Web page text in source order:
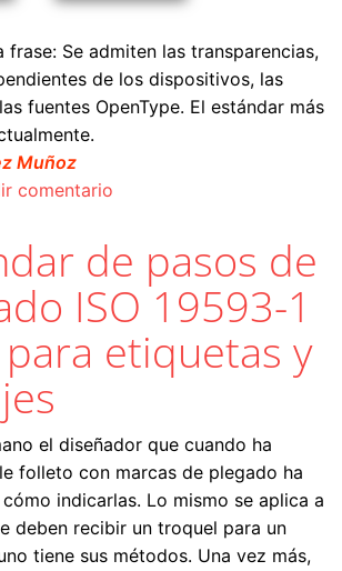
frase: Se admiten las transparencias,
de los dispositivos, las
fuentes OpenType. El estándar más
Muñoz
estándar PDF/X-4
comentario
de pasos de
ISO 19593-1
para etiquetas y
el diseñador que cuando ha
folleto con marcas de plegado ha
indicarlas. Lo mismo se aplica a
deben recibir un troquel para un
tiene sus métodos. Una vez más,